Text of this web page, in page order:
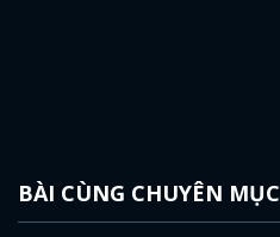
BÀI CÙNG CHUYÊN MỤC